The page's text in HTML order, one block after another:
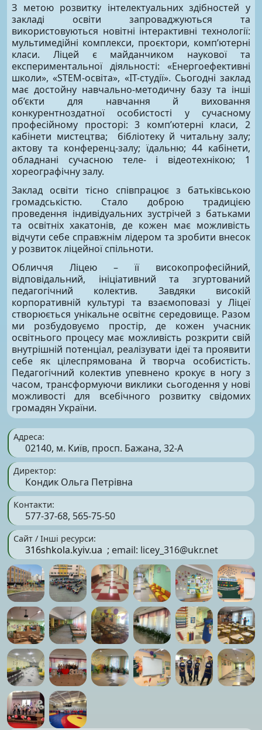
Адреса:
02140, м. Київ, просп. Бажана, 32-А
Директор:
Кондик Ольга Петрівна
Контакти:
577-37-68, 565-75-50
Сайт / Інші ресурси:
316shkola.kyiv.ua ; email: licey_316@ukr.net
З метою розвитку інтелектуальних здібностей у
закладі освіти запроваджуються та
використовуються новітні інтерактивні технології:
мультимедійні комплекси, проєктори, комп’ютерні
класи. Ліцей є майданчиком наукової та
експериментальної діяльності: «Енергоефективні
школи», «STEM-освіта», «ІТ-студії». Сьогодні заклад
має достойну навчально-методичну базу та інші
об’єкти для навчання й виховання
конкурентноздатної особистості у сучасному
професійному просторі: 3 комп’ютерні класи, 2
кабінети мистецтва; бібліотеку й читальну залу;
актову та конференц-залу; їдальню; 44 кабінети,
обладнані сучасною теле- і відеотехнікою; 1
хореографічну залу.
Заклад освіти тісно співпрацює з батьківською
громадськістю. Стало доброю традицією
проведення індивідуальних зустрічей з батьками
та освітніх хакатонів, де кожен має можливість
відчути себе справжнім лідером та зробити внесок
у розвиток ліцейної спільноти.
Обличчя Ліцею – її високопрофесійний,
відповідальний, ініціативний та згуртований
педагогічний колектив. Завдяки високій
корпоративній культурі та взаємоповазі у Ліцеї
створюється унікальне освітнє середовище. Разом
ми розбудовуємо простір, де кожен учасник
освітнього процесу має можливість розкрити свій
внутрішній потенціал, реалізувати ідеї та проявити
себе як цілеспрямована й творча особистість.
Педагогічний колектив упевнено крокує в ногу з
часом, трансформуючи виклики сьогодення у нові
можливості для всебічного розвитку свідомих
громадян України.